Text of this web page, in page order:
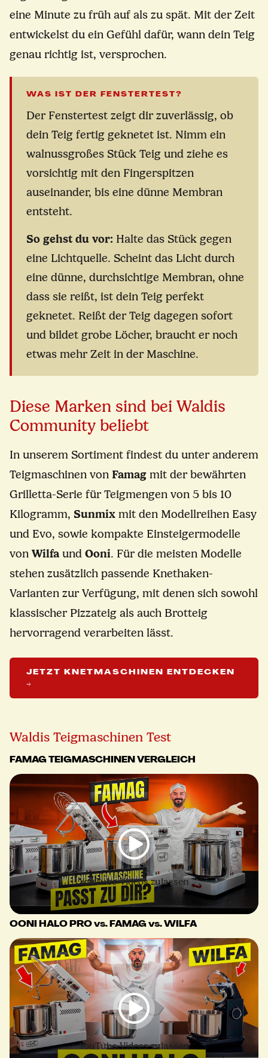
eine Minute zu früh auf als zu spät. Mit der Zeit
entwickelst du ein Gefühl dafür, wann dein Teig
genau richtig ist, versprochen.
WAS IST DER FENSTERTEST?
Der Fenstertest zeigt dir zuverlässig, ob
dein Teig fertig geknetet ist. Nimm ein
walnussgroßes Stück Teig und ziehe es
vorsichtig mit den Fingerspitzen
auseinander, bis eine dünne Membran
entsteht.
So gehst du vor: Halte das Stück gegen
eine Lichtquelle. Scheint das Licht durch
eine dünne, durchsichtige Membran, ohne
dass sie reißt, ist dein Teig perfekt
geknetet. Reißt der Teig dagegen sofort
und bildet grobe Löcher, braucht er noch
etwas mehr Zeit in der Maschine.
Diese Marken sind bei Waldis
Community beliebt
In unserem Sortiment findest du unter anderem
Teigmaschinen von Famag mit der bewährten
Grilletta-Serie für Teigmengen von 5 bis 10
Kilogramm, Sunmix mit den Modellreihen Easy
und Evo, sowie kompakte Einsteigermodelle
von Wilfa und Ooni. Für die meisten Modelle
stehen zusätzlich passende Knethaken-
Varianten zur Verfügung, mit denen sich sowohl
klassischer Pizzateig als auch Brotteig
hervorragend verarbeiten lässt.
JETZT KNETMASCHINEN ENTDECKEN
→
Waldis Teigmaschinen Test
FAMAG TEIGMASCHINEN VERGLEICH
YouTube-Videos zulassen
OONI HALO PRO vs. FAMAG vs. WILFA
YouTube-Videos zulassen